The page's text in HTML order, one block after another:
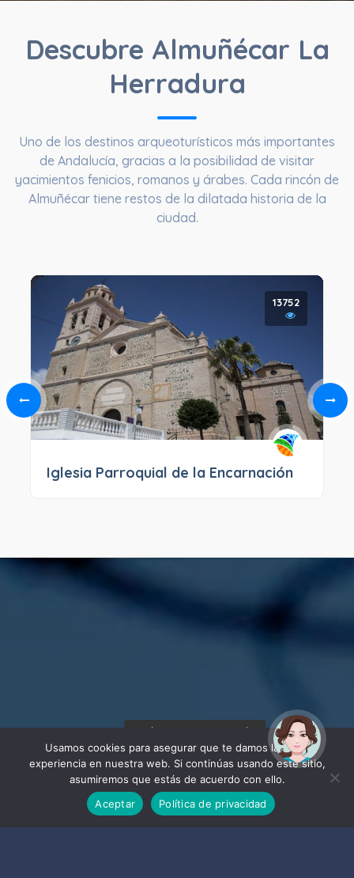
Descubre Almuñécar La
Herradura
Uno de los destinos arqueoturísticos más importantes
de Andalucía, gracias a la posibilidad de visitar
yacimientos fenicios, romanos y árabes. Cada rincón de
Almuñécar tiene restos de la dilatada historia de la
ciudad.
13752
Iglesia Parroquial de la Encarnación
Usamos cookies para asegurar que te damos la mejor
experiencia en nuestra web. Si continúas usando este sitio,
asumiremos que estás de acuerdo con ello.
Aceptar
Política de privacidad
¡Hola! Soy Noy. ¿Puedo
ayudarte?